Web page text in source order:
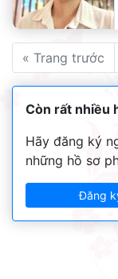
« Trang trước
Còn rất nhiều
Hãy đăng ký
những hồ sơ
Đăng